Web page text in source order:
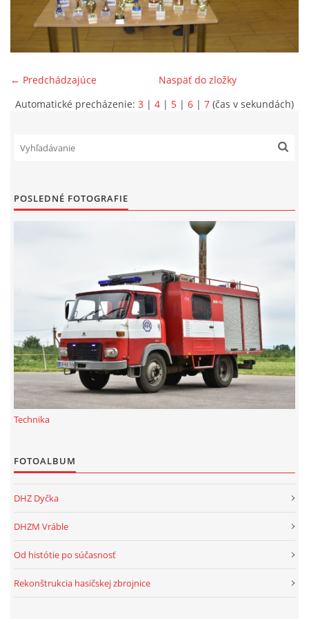
SPONZORI
KONTAKTY
© 2026 eStránky.sk|Aktualizované 22. 7. 2026|Hore ↑
← Predchádzajúce
Naspäť do zložky
Automatické precházenie: 3 | 4 | 5 | 6 | 7 (čas v sekundách)
POSLEDNÉ FOTOGRAFIE
Technika
FOTOALBUM
DHZ Dyčka
DHZM Vráble
Od histótie po súčasnosť
Rekonštrukcia hasičskej zbrojnice